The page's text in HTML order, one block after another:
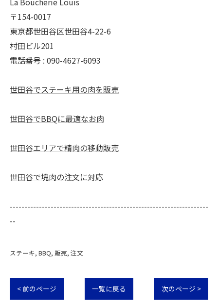
〒154-0017
東京都世田谷区世田谷4-22-6
村田ビル201
電話番号 : 090-4627-6093
世田谷でステーキ用の肉を販売
世田谷でBBQに最適なお肉
世田谷エリアで精肉の移動販売
世田谷で塊肉の注文に対応
--------------------------------------------------------------------
--
ステーキ BBQ 販売 注文
< 前のページ 一覧に戻る 次のページ >